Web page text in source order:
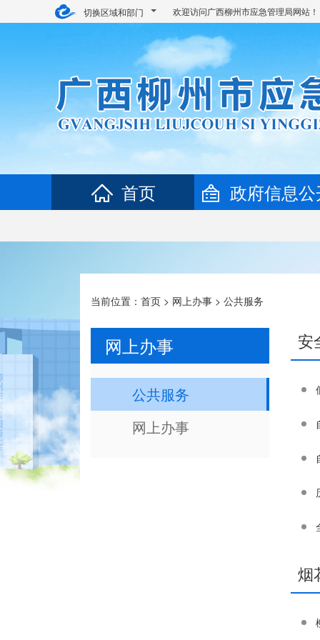
切换区域和部门 欢迎访问广西柳州市应急管理局网站
首页 政府信息
当前位置： 首页 > 网上办事 > 公共服务
网上办事
公共服务
网上办事
安
烟